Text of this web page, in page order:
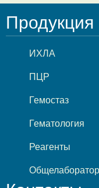
Продукция
ИХЛА
ПЦР
Гемостаз
Гематология
Реагенты